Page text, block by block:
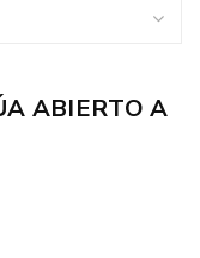
ABIERTO A